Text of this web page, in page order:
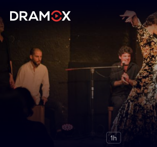
Dárkové poukazy
Registrujte se
1h